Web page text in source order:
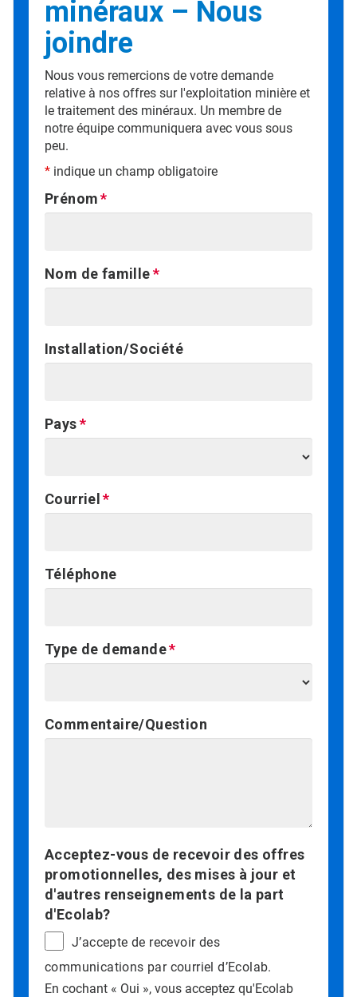
minéraux – Nous
joindre
Nous vous remercions de votre demande
relative à nos offres sur l'exploitation minière et
le traitement des minéraux. Un membre de
notre équipe communiquera avec vous sous
peu.
* indique un champ obligatoire
Prénom
Nom de famille
Installation/Société
Pays
Courriel
Téléphone
Type de demande
Commentaire/Question
Acceptez-vous de recevoir des offres
promotionnelles, des mises à jour et
d'autres renseignements de la part
d'Ecolab?
J’accepte de recevoir des
communications par courriel d’Ecolab.
En cochant « Oui », vous acceptez qu'Ecolab